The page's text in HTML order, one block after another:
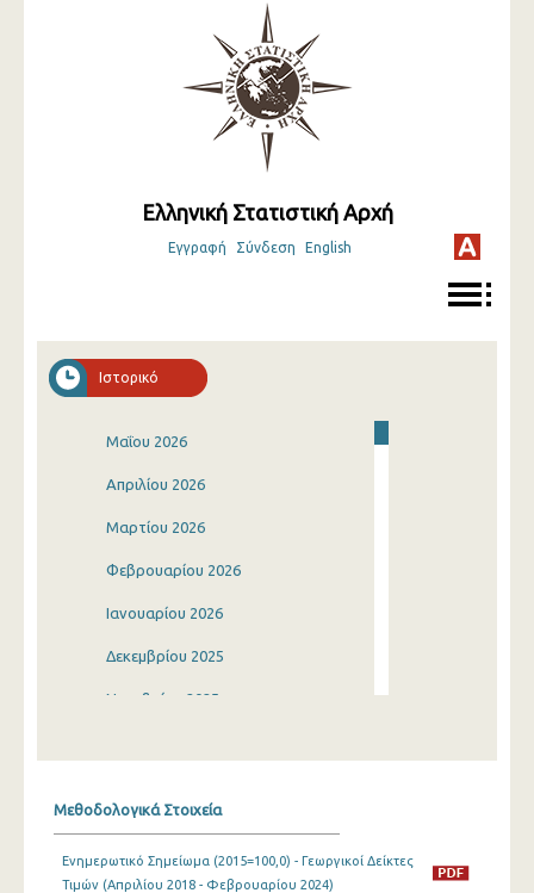
Ελληνική Στατιστική Αρχή
Εγγραφή Σύνδεση English
Ιστορικό
Μαΐου 2026
Απριλίου 2026
Μαρτίου 2026
Φεβρουαρίου 2026
Ιανουαρίου 2026
Δεκεμβρίου 2025
Νοεμβρίου 2025
Ιουλίου 2025
Μεθοδολογικά Στοιχεία
Ενημερωτικό Σημείωμα (2015=100,0) - Γεωργικοί Δείκτες
Τιμών (Απριλίου 2018 - Φεβρουαρίου 2024)